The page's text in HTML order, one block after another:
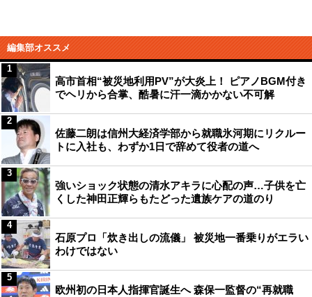
編集部オススメ
高市首相“被災地利用PV”が大炎上！ ピアノBGM付き
でヘリから合掌、酷暑に汗一滴かかない不可解
1
佐藤二朗は信州大経済学部から就職氷河期にリクルー
トに入社も、わずか1日で辞めて役者の道へ
2
強いショック状態の清水アキラに心配の声…子供を亡
くした神田正輝らもたどった遺族ケアの道のり
3
石原プロ「炊き出しの流儀」 被災地一番乗りがエラい
わけではない
4
欧州初の日本人指揮官誕生へ 森保一監督の“再就職
5